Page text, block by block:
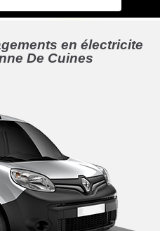
en électricite
De Cuines